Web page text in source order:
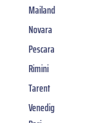
Mailand
Novara
Pescara
Rimini
Tarent
Venedig